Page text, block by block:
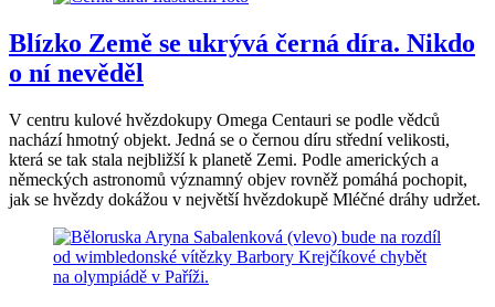
Blízko Země se ukrývá černá díra. Nikdo
o ní nevěděl
V centru kulové hvězdokupy Omega Centauri se podle vědců
nachází hmotný objekt. Jedná se o černou díru střední velikosti,
která se tak stala nejbližší k planetě Zemi. Podle amerických a
německých astronomů významný objev rovněž pomáhá pochopit,
jak se hvězdy dokážou v největší hvězdokupě Mléčné dráhy udržet.